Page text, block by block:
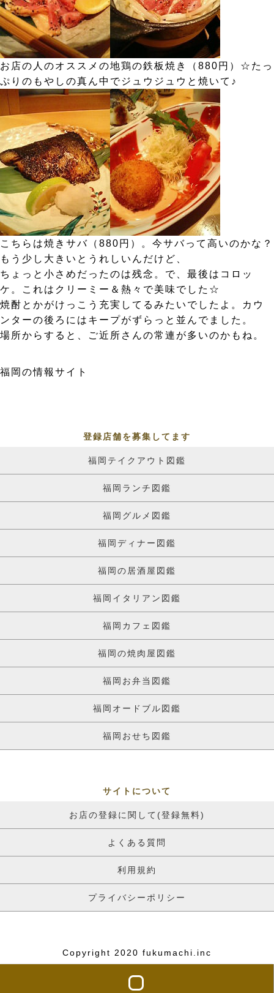
お店の人のオススメの地鶏の鉄板焼き（880円）☆たっ
ぷりのもやしの真ん中でジュウジュウと焼いて♪
こちらは焼きサバ（880円）。今サバって高いのかな？
もう少し大きいとうれしいんだけど、
ちょっと小さめだったのは残念。で、最後はコロッ
ケ。これはクリーミー＆熱々で美味でした☆
焼酎とかがけっこう充実してるみたいでしたよ。カウ
ンターの後ろにはキープがずらっと並んでました。
場所からすると、ご近所さんの常連が多いのかもね。
福岡の情報サイト
登録店舗を募集してます
福岡テイクアウト図鑑
福岡ランチ図鑑
福岡グルメ図鑑
福岡ディナー図鑑
福岡の居酒屋図鑑
福岡イタリアン図鑑
福岡カフェ図鑑
福岡の焼肉屋図鑑
福岡お弁当図鑑
福岡オードブル図鑑
福岡おせち図鑑
サイトについて
お店の登録に関して(登録無料)
よくある質問
利用規約
プライバシーポリシー
Copyright 2020 fukumachi.inc